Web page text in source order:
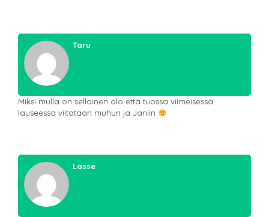
Taru
Miksi mulla on sellainen olo että tuossa viimeisessä
lauseessa viitataan muhun ja Janiin
Lasse